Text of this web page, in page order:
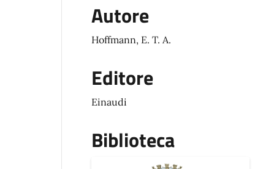
Autore
Hoffmann, E. T. A.
Editore
Einaudi
Biblioteca